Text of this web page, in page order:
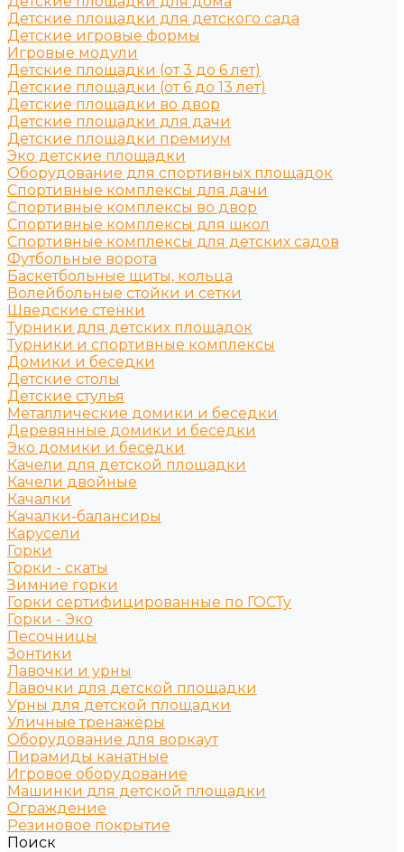
Детские площадки для детского сада
Детские игровые формы
Игровые модули
Детские площадки (от 3 до 6 лет)
Детские площадки (от 6 до 13 лет)
Детские площадки во двор
Детские площадки для дачи
Детские площадки премиум
Эко детские площадки
Оборудование для спортивных площадок
Спортивные комплексы для дачи
Спортивные комплексы во двор
Спортивные комплексы для школ
Спортивные комплексы для детских садов
Футбольные ворота
Баскетбольные щиты, кольца
Волейбольные стойки и сетки
Шведские стенки
Турники для детских площадок
Турники и спортивные комплексы
Домики и беседки
Детские столы
Детские стулья
Металлические домики и беседки
Деревянные домики и беседки
Эко домики и беседки
Качели для детской площадки
Качели двойные
Качалки
Качалки-балансиры
Карусели
Горки
Горки - скаты
Зимние горки
Горки сертифицированные по ГОСТу
Горки - Эко
Песочницы
Зонтики
Лавочки и урны
Лавочки для детской площадки
Урны для детской площадки
Уличные тренажёры
Оборудование для воркаут
Пирамиды канатные
Игровое оборудование
Машинки для детской площадки
Ограждение
Резиновое покрытие
Поиск